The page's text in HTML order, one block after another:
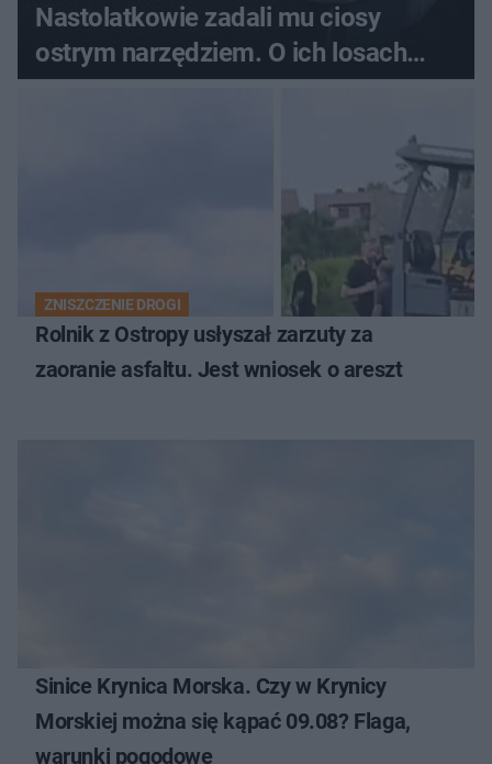
Nastolatkowie zadali mu ciosy
ostrym narzędziem. O ich losach
zdecyduje sąd rodzinny
ZNISZCZENIE DROGI
Rolnik z Ostropy usłyszał zarzuty za
zaoranie asfaltu. Jest wniosek o areszt
Sinice Krynica Morska. Czy w Krynicy
Morskiej można się kąpać 09.08? Flaga,
warunki pogodowe